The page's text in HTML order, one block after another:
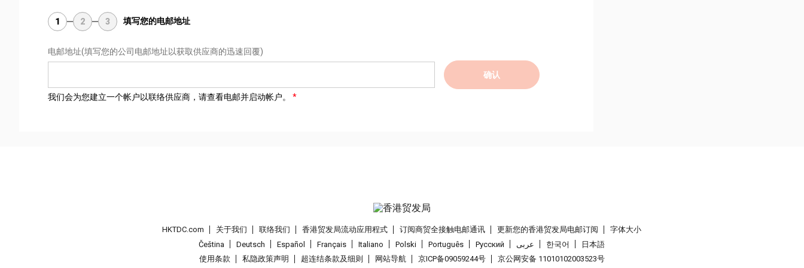
1 2 3 填写您的电邮地址
电邮地址(填写您的公司电邮地址以获取供应商的迅速回覆)
确认
我们会为您建立一个帐户以联络供应商，请查看电邮并启动帐户。
HKTDC.com 关于我们 联络我们 香港贸发局流动应用程式 订阅商贸全接触电邮通讯 更新您的香港贸发局电邮订阅
字体大小
Čeština
Deutsch Español Français Italiano Polski Português Pусский عربى 한국어
日本語
使用条款
私隐政策声明 超连结条款及细则 网站导航 京ICP备09059244号 京公网安备 11010102003523号